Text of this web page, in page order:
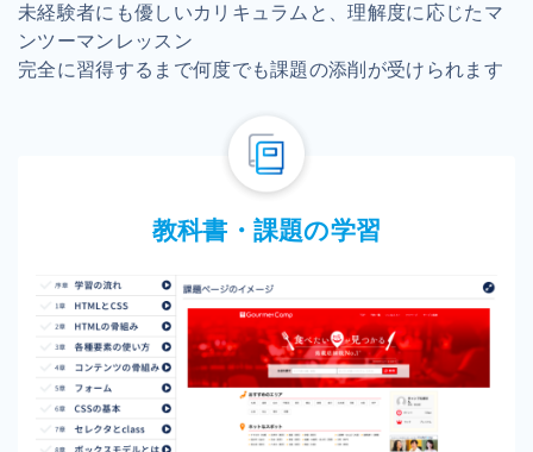
未経験者にも優しいカリキュラムと、理解度に応じたマ
ンツーマンレッスン
完全に習得するまで何度でも課題の添削が受けられます
教科書・課題の学習